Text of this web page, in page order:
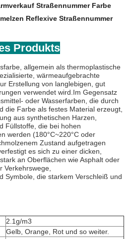
Straßennummer Farbe
Reflexive Straßennummer
Produkts
allgemein als thermoplastische
wärmeaufgebrachte
Erstellung von langlebigen, gut
verwendet wird.Im Gegensatz
oder Wasserfarben, die durch
die Farbe als festes Material erzeugt,
aus synthetischen Harzen,
Füllstoffe, die bei hohen
werden (180°C~220°C oder
Zustand aufgetragen
es sich zu einer dicken,
an Oberflächen wie Asphalt oder
Verkehrswege,
Symbole, die starkem Verschleiß und
2.1g/m3
Gelb, Orange, Rot und so weiter.